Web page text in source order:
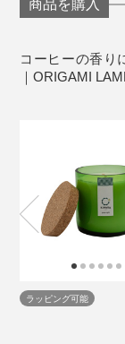
北欧ノルウェー
ています。
商品を購入
コーヒーの香り
｜ORIGAMI
ラッピング可能